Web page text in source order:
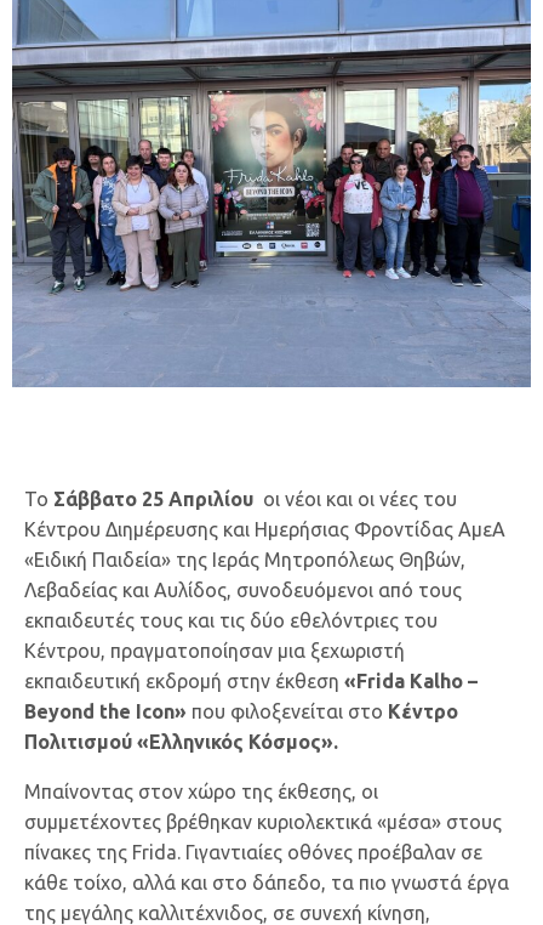
Το Σάββατο 25 Απριλίου οι νέοι και οι νέες του
Κέντρου Διημέρευσης και Ημερήσιας Φροντίδας ΑμεΑ
«Ειδική Παιδεία» της Ιεράς Μητροπόλεως Θηβών,
Λεβαδείας και Αυλίδος, συνοδευόμενοι από τους
εκπαιδευτές τους και τις δύο εθελόντριες του
Κέντρου, πραγματοποίησαν μια ξεχωριστή
εκπαιδευτική εκδρομή στην έκθεση «Frida Kalho –
Beyond the Icon» που φιλοξενείται στο Κέντρο
Πολιτισμού «Ελληνικός Κόσμος».
Μπαίνοντας στον χώρο της έκθεσης, οι
συμμετέχοντες βρέθηκαν κυριολεκτικά «μέσα» στους
πίνακες της Frida. Γιγαντιαίες οθόνες προέβαλαν σε
κάθε τοίχο, αλλά και στο δάπεδο, τα πιο γνωστά έργα
της μεγάλης καλλιτέχνιδος, σε συνεχή κίνηση,